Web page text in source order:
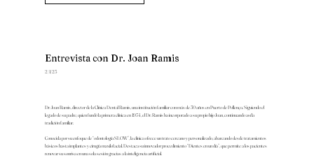
Entrevista con Dr. Joan Ramis
2/1/25
Dr. Joan Ramis, director de la Clínica Dental Ramis, una institución familiar con más de 30 años en Puerto de Pollença. Siguiendo el
legado de su padre, quien fundó la primera clínica en 1954, el Dr. Ramis ha incorporado a su propio hijo Joan, continuando así la
tradición familiar.
Conocida por su enfoque de “odontología SLOW”, la clínica ofrece un trato cercano y personalizado, abarcando desde tratamientos
básicos hasta implantes y cirugía maxilofacial. Destaca su innovador procedimiento “Dientes en un día”, que permite a los pacientes
renovar su sonrisa en una sola sesión gracias a la inteligencia artificial.